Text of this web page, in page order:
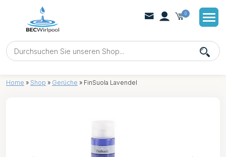
0
Home » Shop » Gerüche » FinSuola Lavendel